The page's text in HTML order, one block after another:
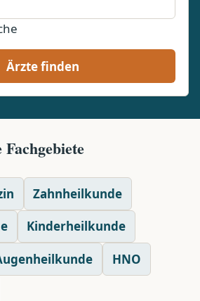
Ärzte finden
Zahnheilkunde
Kinderheilkunde
HNO